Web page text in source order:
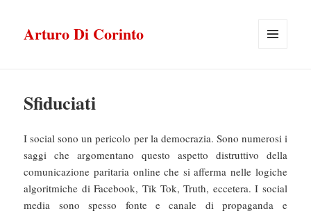
Arturo Di Corinto
Sfiduciati
I social sono un pericolo per la democrazia. Sono numerosi i
saggi che argomentano questo aspetto distruttivo della
comunicazione paritaria online che si afferma nelle logiche
algoritmiche di Facebook, Tik Tok, Truth, eccetera. I social
media sono spesso fonte e canale di propaganda e